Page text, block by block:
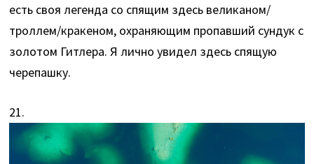
есть своя легенда со спящим здесь великаном/
троллем/кракеном, охраняющим пропавший сундук с
золотом Гитлера. Я лично увидел здесь спящую
черепашку.
21.